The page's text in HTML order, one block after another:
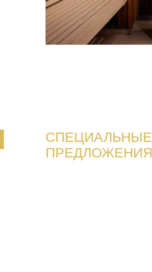
СПЕЦИАЛЬНЫЕ
ПРЕДЛОЖЕНИЯ